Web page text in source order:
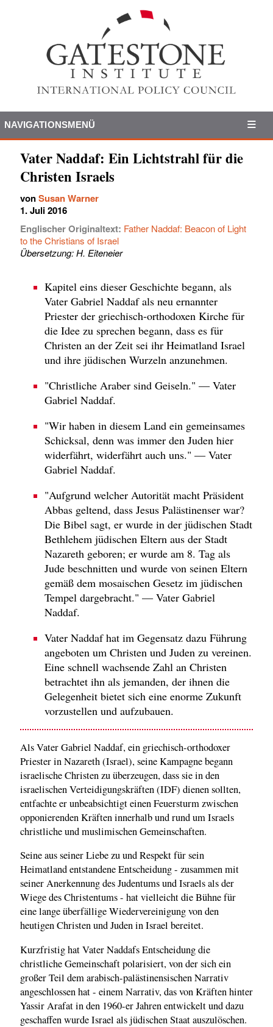
NAVIGATIONSMENÜ
Vater Naddaf: Ein Lichtstrahl für die
Christen Israels
vonSusan Warner
1. Juli 2016
Englischer Originaltext: Father Naddaf: Beacon of Light
to the Christians of Israel
Übersetzung: H. Eiteneier
Kapitel eins dieser Geschichte begann, als
Vater Gabriel Naddaf als neu ernannter
Priester der griechisch-orthodoxen Kirche für
die Idee zu sprechen begann, dass es für
Christen an der Zeit sei ihr Heimatland Israel
und ihre jüdischen Wurzeln anzunehmen.
"Christliche Araber sind Geiseln." — Vater
Gabriel Naddaf.
"Wir haben in diesem Land ein gemeinsames
Schicksal, denn was immer den Juden hier
widerfährt, widerfährt auch uns." — Vater
Gabriel Naddaf.
"Aufgrund welcher Autorität macht Präsident
Abbas geltend, dass Jesus Palästinenser war?
Die Bibel sagt, er wurde in der jüdischen Stadt
Bethlehem jüdischen Eltern aus der Stadt
Nazareth geboren; er wurde am 8. Tag als
Jude beschnitten und wurde von seinen Eltern
gemäß dem mosaischen Gesetz im jüdischen
Tempel dargebracht." — Vater Gabriel
Naddaf.
Vater Naddaf hat im Gegensatz dazu Führung
angeboten um Christen und Juden zu vereinen.
Eine schnell wachsende Zahl an Christen
betrachtet ihn als jemanden, der ihnen die
Gelegenheit bietet sich eine enorme Zukunft
vorzustellen und aufzubauen.
Als Vater Gabriel Naddaf, ein griechisch-orthodoxer
Priester in Nazareth (Israel), seine Kampagne begann
israelische Christen zu überzeugen, dass sie in den
israelischen Verteidigungskräften (IDF) dienen sollten,
entfachte er unbeabsichtigt einen Feuersturm zwischen
opponierenden Kräften innerhalb und rund um Israels
christliche und muslimischen Gemeinschaften.
Seine aus seiner Liebe zu und Respekt für sein
Heimatland entstandene Entscheidung - zusammen mit
seiner Anerkennung des Judentums und Israels als der
Wiege des Christentums - hat vielleicht die Bühne für
eine lange überfällige Wiedervereinigung von den
heutigen Christen und Juden in Israel bereitet.
Kurzfristig hat Vater Naddafs Entscheidung die
christliche Gemeinschaft polarisiert, von der sich ein
großer Teil dem arabisch-palästinensischen Narrativ
angeschlossen hat - einem Narrativ, das von Kräften hinter
Yassir Arafat in den 1960-er Jahren entwickelt und dazu
geschaffen wurde Israel als jüdischen Staat auszulöschen.